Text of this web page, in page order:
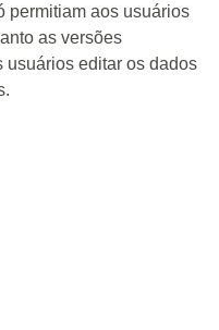
permitiam aos usuários
as versões
usuários editar os dados